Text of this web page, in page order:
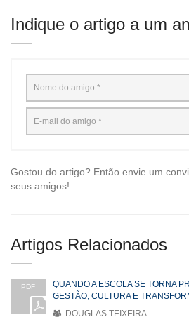
Indique o artigo a um
Gostou do artigo? Então envie um
seus amigos!
Artigos Relacionados
PDF
QUANDO A ESCOLA SE TORNA
GESTÃO, CULTURA E
DOUGLAS TEIXEIRA